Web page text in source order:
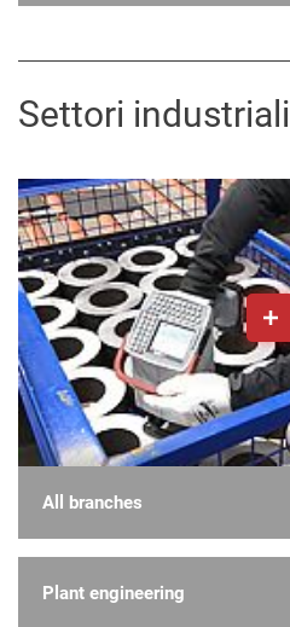
Settori industriali
All branches
Plant engineering